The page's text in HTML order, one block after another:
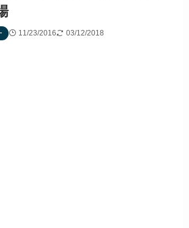
11/23/2016 03/12/2018